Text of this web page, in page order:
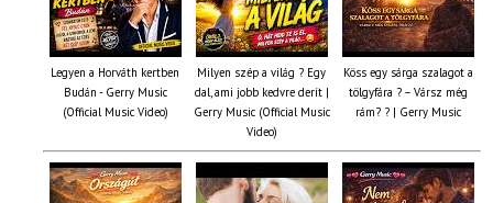
Legyen a Horváth kertben
Budán - Gerry Music
(Official Music Video)
Milyen szép a világ ? Egy
dal, ami jobb kedvre derít |
Gerry Music (Official Music
Video)
Köss egy sárga szalagot a
tölgyfára ?️ – Vársz még
rám? ? | Gerry Music